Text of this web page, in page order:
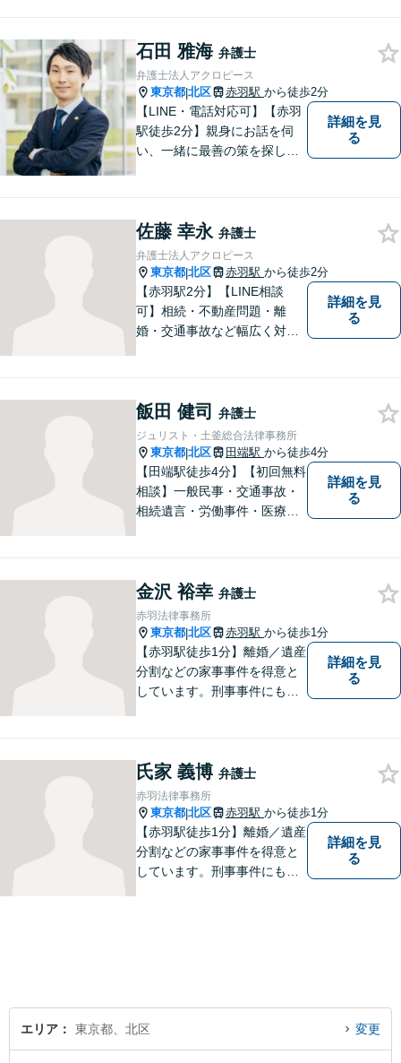
護をします。他士業との連携
あり【初回面談無料】
石田 雅海 弁護士
弁護士法人アクロピース
東京都|北区 赤羽駅 から徒歩2分
【LINE・電話対応可】【赤羽
駅徒歩2分】親身にお話を伺
い、一緒に最善の策を探しま
護をします。他士業との連携
あり【初回面談無料】
詳細を見
る
佐藤 幸永 弁護士
弁護士法人アクロピース
東京都|北区 赤羽駅 から徒歩2分
【赤羽駅2分】【LINE相談
可】相続・不動産問題・離
婚・交通事故など幅広く対
ような内容でもお気軽にご相
談ください。【24時間問い合
わせ受付中】
詳細を見
る
飯田 健司 弁護士
ジュリスト・土釜総合法律事務所
東京都|北区 田端駅 から徒歩4分
【田端駅徒歩4分】【初回無料
相談】一般民事・交通事故・
相続遺言・労働事件・医療問
籍し、複雑な問題にも対応可
能です。お困りごとがありま
したら、まずはご相談を。
詳細を見
る
金沢 裕幸 弁護士
赤羽法律事務所
東京都|北区 赤羽駅 から徒歩1分
【赤羽駅徒歩1分】離婚／遺産
分割などの家事事件を得意と
しています。刑事事件にも対
弁護団事件の経験多数。【セ
カンドオピニオン対応】お気
軽にご連絡ください。
詳細を見
る
氏家 義博 弁護士
赤羽法律事務所
東京都|北区 赤羽駅 から徒歩1分
【赤羽駅徒歩1分】離婚／遺産
分割などの家事事件を得意と
しています。刑事事件にも対
詳細を見
る
エリア 東京都、北区 変更